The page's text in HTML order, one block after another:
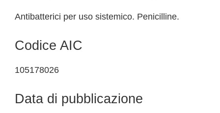
Antibatterici per uso sistemico. Penicilline.
Codice AIC
105178026
Data di pubblicazione